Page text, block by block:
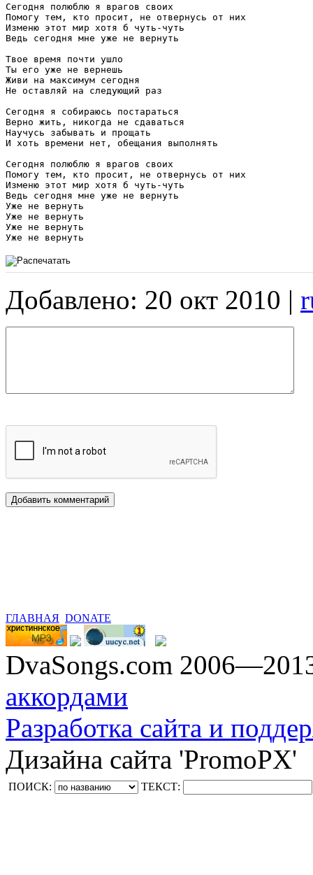
Сегодня полюблю я врагов своих
Помогу тем, кто просит, не отвернусь от них
Изменю этот мир хотя б чуть-чуть
Ведь сегодня мне уже не вернуть
Твое время почти ушло
Ты его уже не вернешь
Живи на максимум сегодня
Не оставляй на следующий раз
Сегодня я собираюсь постараться
Верно жить, никогда не сдаваться
Научусь забывать и прощать
И хоть времени нет, обещания выполнять
Сегодня полюблю я врагов своих
Помогу тем, кто просит, не отвернусь от них
Изменю этот мир хотя б чуть-чуть
Ведь сегодня мне уже не вернуть
Уже не вернуть
Уже не вернуть
Уже не вернуть
Уже не вернуть
Добавлено: 20 окт 2010 |
ГЛАВНАЯ DONATE
DvaSongs.com
аккордами
Разработка сайта и
Дизайна сайта 'PromoPX'
ПОИСК: ТЕКСТ: